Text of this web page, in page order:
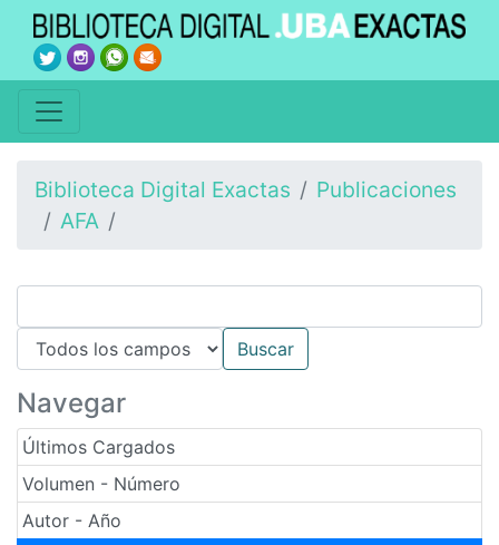
Biblioteca Digital Exactas
Publicaciones
AFA
Navegar
Últimos Cargados
Volumen - Número
Autor - Año